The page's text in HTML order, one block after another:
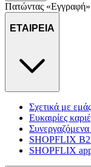
Πατώντας «Εγγραφή»
ΕΤΑΙΡΕΙΑ
Σχετικά με εμάς
Ευκαιρίες
SHOPFLIX
SHOPFLIX